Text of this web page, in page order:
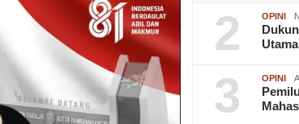
2 OPINI
3 OPINI